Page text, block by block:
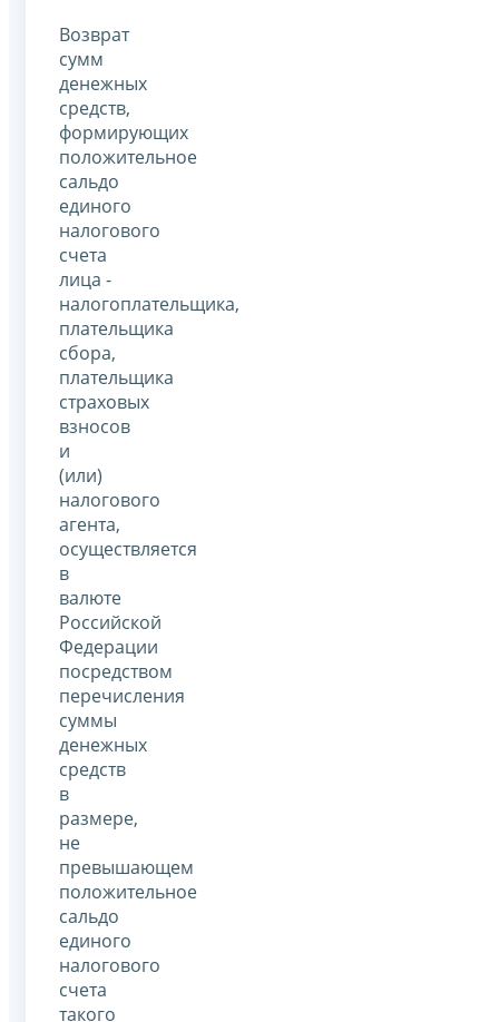
Возврат
сумм
денежных
средств,
формирующих
положительное
сальдо
единого
налогового
счета
лица -
налогоплательщика,
плательщика
сбора,
плательщика
страховых
взносов
и
(или)
налогового
агента,
осуществляется
в
валюте
Российской
Федерации
посредством
перечисления
суммы
денежных
средств
в
размере,
не
превышающем
положительное
сальдо
единого
налогового
счета
такого